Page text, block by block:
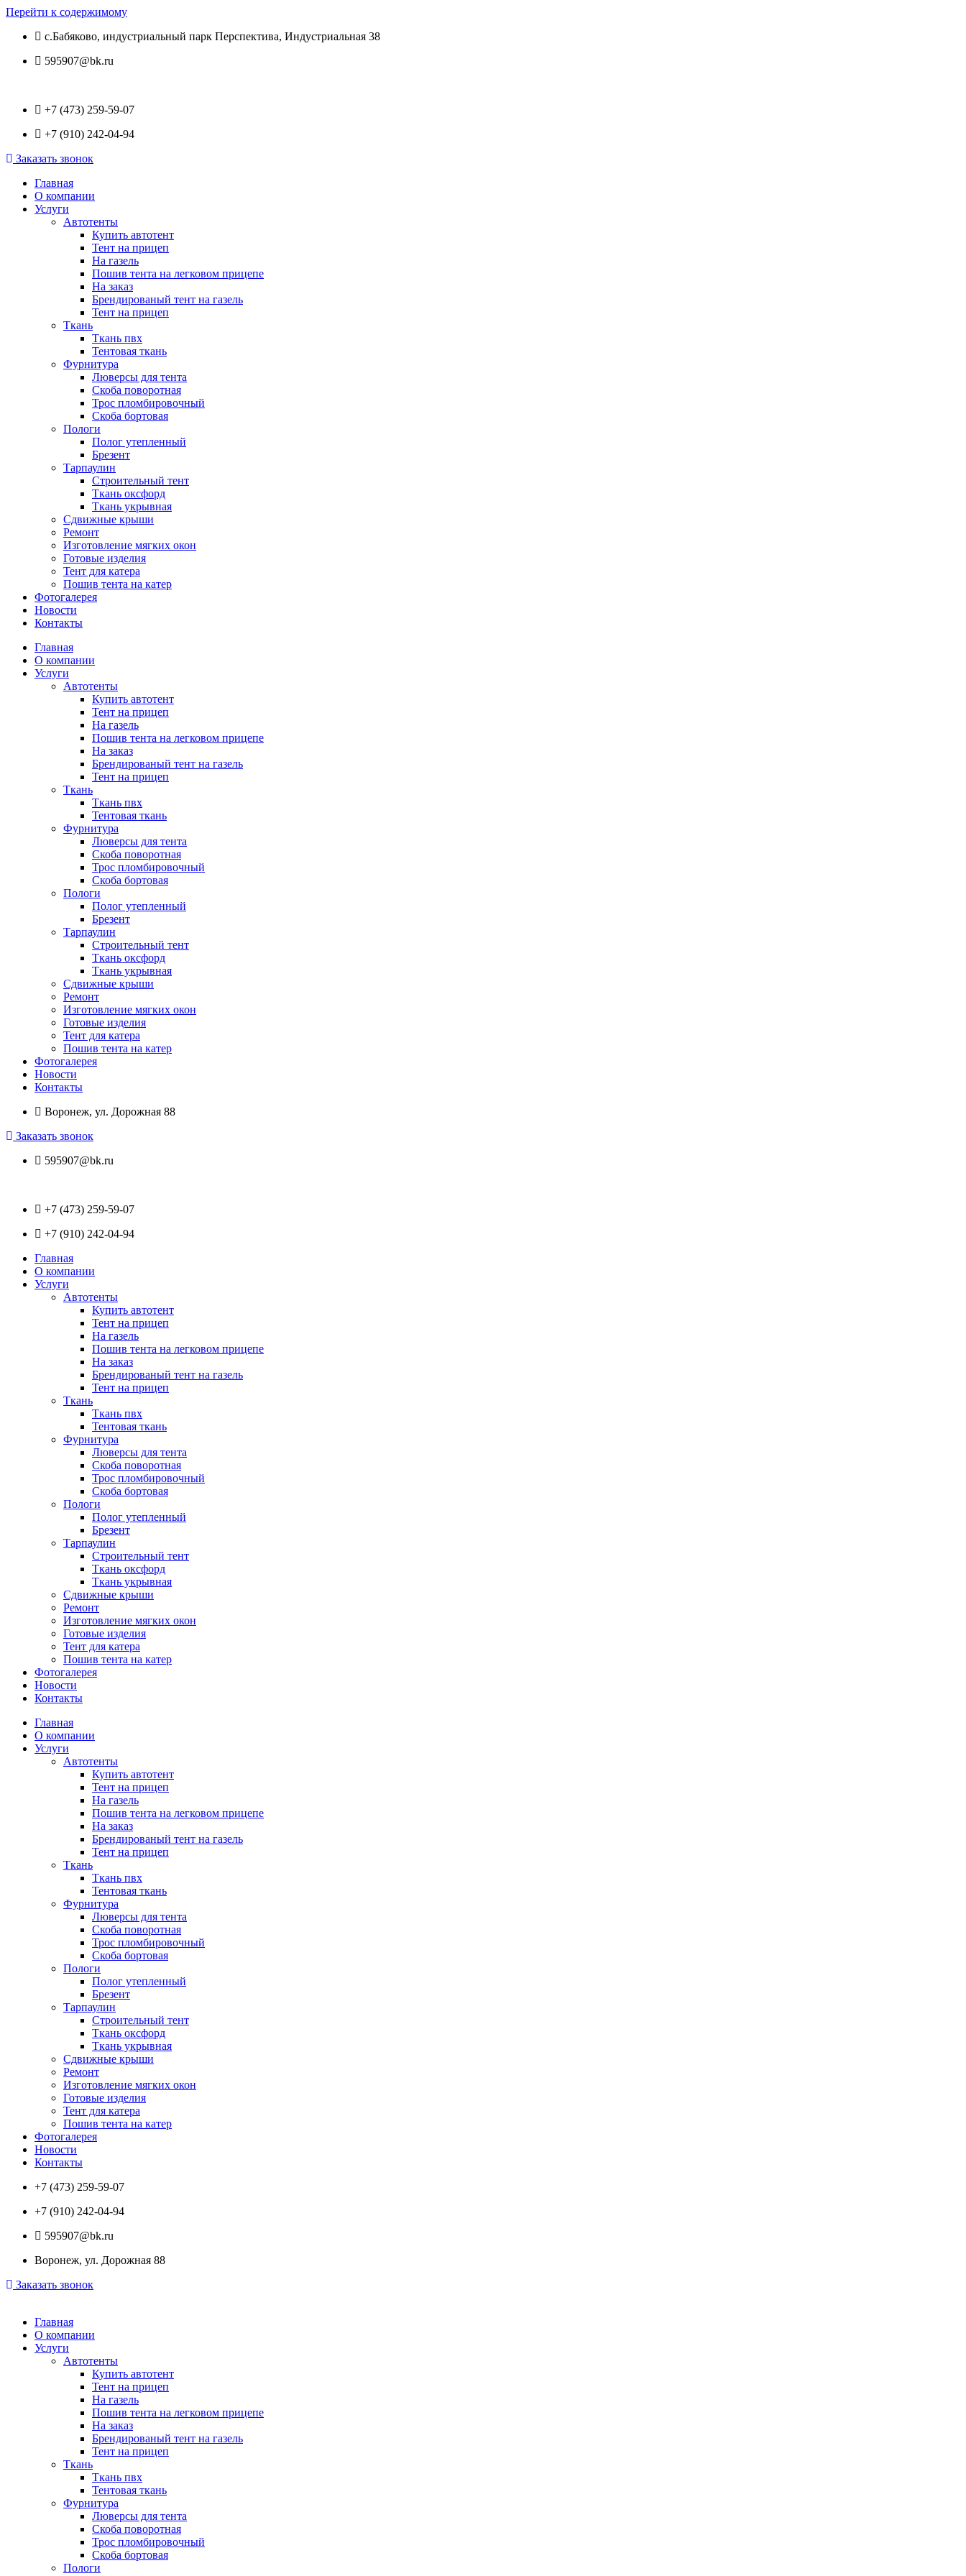
Перейти к содержимому
с.Бабяково, индустриальный парк Перспектива, Индустриальная 38
595907@bk.ru
+7 (473) 259-59-07
+7 (910) 242-04-94
Заказать звонок
Главная
О компании
Услуги
Автотенты
Купить автотент
Тент на прицеп
На газель
Пошив тента на легковом прицепе
На заказ
Брендированый тент на газель
Тент на прицеп
Ткань
Ткань пвх
Тентовая ткань
Фурнитура
Люверсы для тента
Скоба поворотная
Трос пломбировочный
Скоба бортовая
Пологи
Полог утепленный
Брезент
Тарпаулин
Строительный тент
Ткань оксфорд
Ткань укрывная
Сдвижные крыши
Ремонт
Изготовление мягких окон
Готовые изделия
Тент для катера
Пошив тента на катер
Фотогалерея
Новости
Контакты
Главная
О компании
Услуги
Автотенты
Купить автотент
Тент на прицеп
На газель
Пошив тента на легковом прицепе
На заказ
Брендированый тент на газель
Тент на прицеп
Ткань
Ткань пвх
Тентовая ткань
Фурнитура
Люверсы для тента
Скоба поворотная
Трос пломбировочный
Скоба бортовая
Пологи
Полог утепленный
Брезент
Тарпаулин
Строительный тент
Ткань оксфорд
Ткань укрывная
Сдвижные крыши
Ремонт
Изготовление мягких окон
Готовые изделия
Тент для катера
Пошив тента на катер
Фотогалерея
Новости
Контакты
Воронеж, ул. Дорожная 88
Заказать звонок
595907@bk.ru
+7 (473) 259-59-07
+7 (910) 242-04-94
Главная
О компании
Услуги
Автотенты
Купить автотент
Тент на прицеп
На газель
Пошив тента на легковом прицепе
На заказ
Брендированый тент на газель
Тент на прицеп
Ткань
Ткань пвх
Тентовая ткань
Фурнитура
Люверсы для тента
Скоба поворотная
Трос пломбировочный
Скоба бортовая
Пологи
Полог утепленный
Брезент
Тарпаулин
Строительный тент
Ткань оксфорд
Ткань укрывная
Сдвижные крыши
Ремонт
Изготовление мягких окон
Готовые изделия
Тент для катера
Пошив тента на катер
Фотогалерея
Новости
Контакты
Главная
О компании
Услуги
Автотенты
Купить автотент
Тент на прицеп
На газель
Пошив тента на легковом прицепе
На заказ
Брендированый тент на газель
Тент на прицеп
Ткань
Ткань пвх
Тентовая ткань
Фурнитура
Люверсы для тента
Скоба поворотная
Трос пломбировочный
Скоба бортовая
Пологи
Полог утепленный
Брезент
Тарпаулин
Строительный тент
Ткань оксфорд
Ткань укрывная
Сдвижные крыши
Ремонт
Изготовление мягких окон
Готовые изделия
Тент для катера
Пошив тента на катер
Фотогалерея
Новости
Контакты
+7 (473) 259-59-07
+7 (910) 242-04-94
595907@bk.ru
Воронеж, ул. Дорожная 88
Заказать звонок
Главная
О компании
Услуги
Автотенты
Купить автотент
Тент на прицеп
На газель
Пошив тента на легковом прицепе
На заказ
Брендированый тент на газель
Тент на прицеп
Ткань
Ткань пвх
Тентовая ткань
Фурнитура
Люверсы для тента
Скоба поворотная
Трос пломбировочный
Скоба бортовая
Пологи